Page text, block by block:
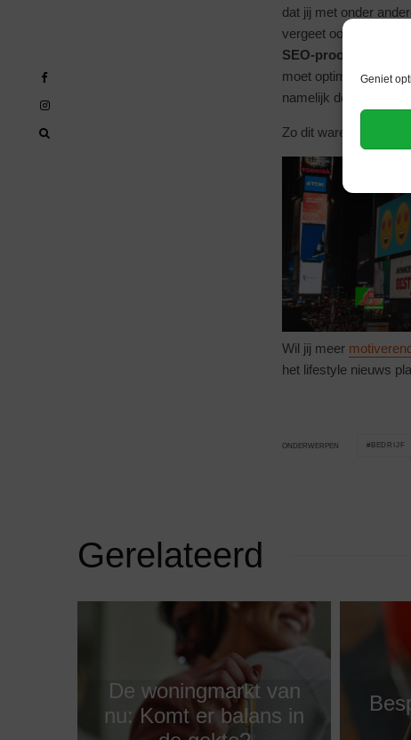
Geniet
dat jij met onder
vergeet ook vooral
SEO-proof
is. SEO
moet optimaliseren
namelijk de kans dat
Zo dit waren onze
Wil jij meer
het lifestyle nieuws
ONDERWERPEN BEDRIJF
Gerelateerd
De woningmarkt van
nu: Komt er balans in